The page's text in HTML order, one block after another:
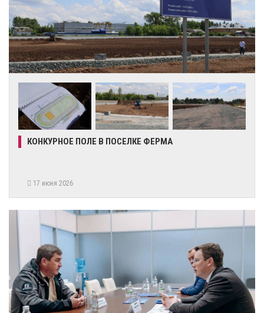
КОНКУРНОЕ ПОЛЕ В ПОСЕЛКЕ ФЕРМА
17 июня 2026